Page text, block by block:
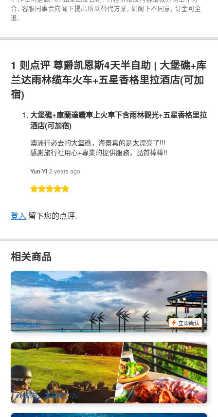
合, 客服同事会向阁下提出所以替代方案, 如阁下不同意, 订金可全
退.
1 则点评 尊爵凯恩斯4天半自助 | 大堡礁+库
兰达雨林缆车火车+五星香格里拉酒店(可加
宿)
大堡礁+庫蘭達纜車上火車下含雨林觀光+五星香格里拉
酒店(可加宿)
澳洲行必去的大堡礁，海景真的是太漂亮了!!!
感謝旅行社用心+專業的提供服務，品質棒棒!!
Yun-Yi 2 years ago
登入 留下您的点评.
相关商品
凯恩斯城市风光 & 周边景点半日游 (英文) 凯恩斯出发
374 已预订
AUD $104.00 $109.00
CNS03338
天天出发
立即确认
舌尖上的凯恩斯 | 日落酷牛农场体验+豪华和牛晚餐+草车喂
牛/ATV四驱车可选 (中文/英文)
98 已预订
AUD $214.00 $219.00
CNS03362
4人起订，限每周三/六